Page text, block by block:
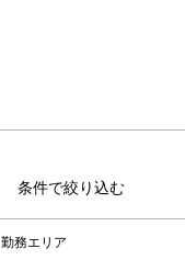
条件で絞り込む
勤務エリア